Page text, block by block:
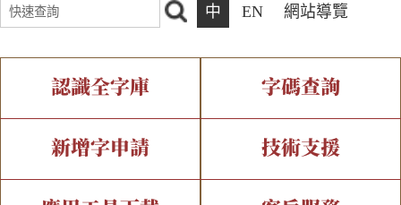
中 EN 網站導覽
認識全字庫
全字庫介紹 全字庫現況
字碼查詢
IDS查詢 部件查詢
新增字申請 技術支援